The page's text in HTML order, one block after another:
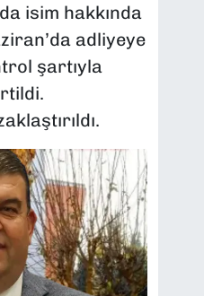
isim hakkında
adliyeye
şartıyla